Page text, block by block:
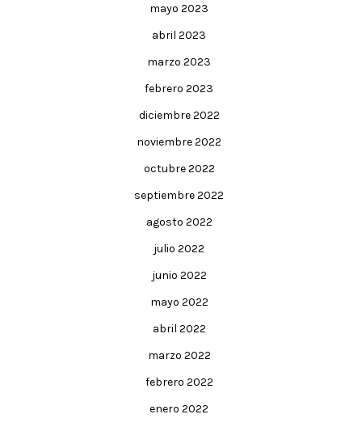
mayo 2023
abril 2023
marzo 2023
febrero 2023
diciembre 2022
noviembre 2022
octubre 2022
septiembre 2022
agosto 2022
julio 2022
junio 2022
mayo 2022
abril 2022
marzo 2022
febrero 2022
enero 2022